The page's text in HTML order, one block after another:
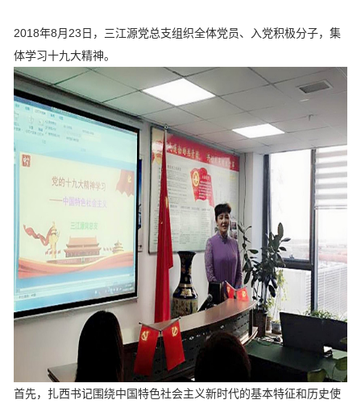
2018年8月23日，三江源党总支组织全体党员、入党积极分子，集
体学习十九大精神。
首先，扎西书记围绕中国特色社会主义新时代的基本特征和历史使